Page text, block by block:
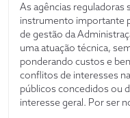
As agências
instrumento importante
de gestão da
uma atuação técnica,
ponderando custos e
conflitos de interesses
públicos concedidos ou
interesse geral. Por ser